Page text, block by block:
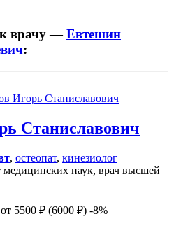
врачу —Евтешин
:
Станиславович
, остеопат, кинезиолог
медицинских наук, врач высшей
от 5500 ₽ (6000 ₽) -8%